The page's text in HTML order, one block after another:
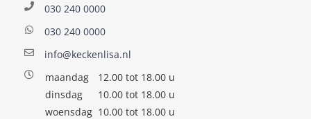
030 240 0000
030 240 0000
info@keckenlisa.nl
maandag
12.00 tot 18.00 u
dinsdag
10.00 tot 18.00 u
woensdag 10.00 tot 18.00 u